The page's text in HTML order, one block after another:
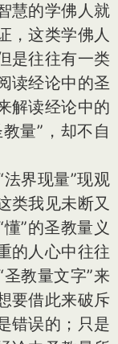
慧的学佛人就
，这类学佛人
是往往有一类
读经论中的圣
解读经论中的
量”，却不自
界现量”现观
类我见未断又
”的圣教量义
的人心中往往
教量文字”来
要借此来破斥
错误的；只是